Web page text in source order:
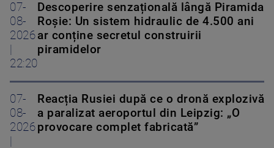
07-
08-
2026
22:20
Descoperire senzațională lângă Piramida
Roșie: Un sistem hidraulic de 4.500 ani
ar conține secretul construirii
piramidelor
07-
08-
2026
Reacția Rusiei după ce o dronă explozivă
a paralizat aeroportul din Leipzig: „O
provocare complet fabricată”